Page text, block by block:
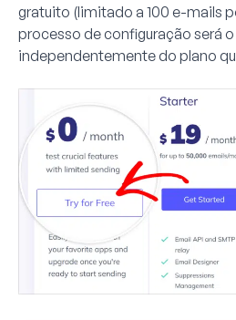
gratuito (limitado a 100 e-mails
processo de configuração será
independentemente do plano